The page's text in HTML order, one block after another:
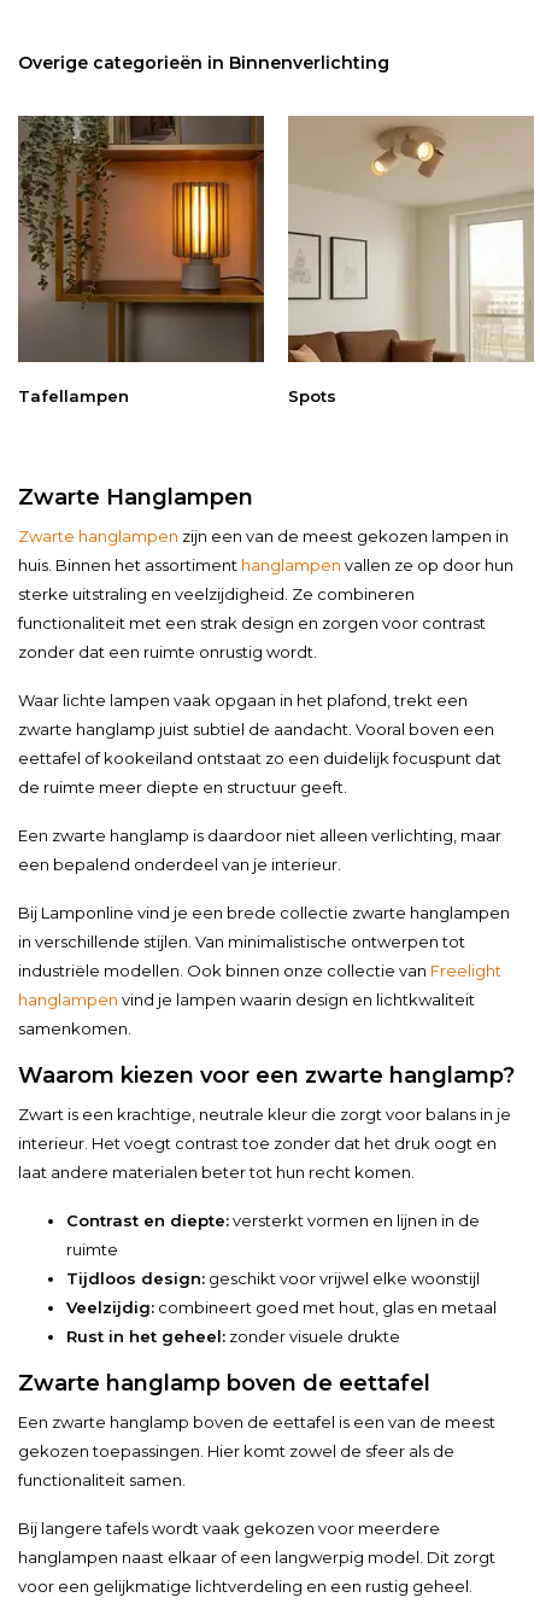
Overige categorieën in Binnenverlichting
Tafellampen Spots
Zwarte Hanglampen
Zwarte hanglampen zijn een van de meest gekozen lampen in
huis. Binnen het assortiment hanglampen vallen ze op door hun
sterke uitstraling en veelzijdigheid. Ze combineren
functionaliteit met een strak design en zorgen voor contrast
zonder dat een ruimte onrustig wordt.
Waar lichte lampen vaak opgaan in het plafond, trekt een
zwarte hanglamp juist subtiel de aandacht. Vooral boven een
eettafel of kookeiland ontstaat zo een duidelijk focuspunt dat
de ruimte meer diepte en structuur geeft.
Een zwarte hanglamp is daardoor niet alleen verlichting, maar
een bepalend onderdeel van je interieur.
Bij Lamponline vind je een brede collectie zwarte hanglampen
in verschillende stijlen. Van minimalistische ontwerpen tot
industriële modellen. Ook binnen onze collectie van Freelight
hanglampen vind je lampen waarin design en lichtkwaliteit
samenkomen.
Waarom kiezen voor een zwarte hanglamp?
Zwart is een krachtige, neutrale kleur die zorgt voor balans in je
interieur. Het voegt contrast toe zonder dat het druk oogt en
laat andere materialen beter tot hun recht komen.
Contrast en diepte:versterkt vormen en lijnen in de
ruimte
Tijdloos design: geschikt voor vrijwel elke woonstijl
Veelzijdig: combineert goed met hout, glas en metaal
Rust in het geheel: zonder visuele drukte
Zwarte hanglamp boven de eettafel
Een zwarte hanglamp boven de eettafel is een van de meest
gekozen toepassingen. Hier komt zowel de sfeer als de
functionaliteit samen.
Bij langere tafels wordt vaak gekozen voor meerdere
hanglampen naast elkaar of een langwerpig model. Dit zorgt
voor een gelijkmatige lichtverdeling en een rustig geheel.